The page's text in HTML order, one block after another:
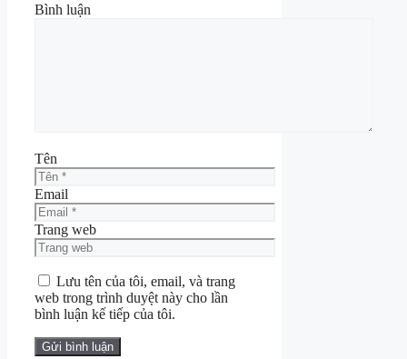
Bình luận
Tên
Email
Trang web
Lưu tên của tôi, email, và trang
web trong trình duyệt này cho lần
bình luận kế tiếp của tôi.